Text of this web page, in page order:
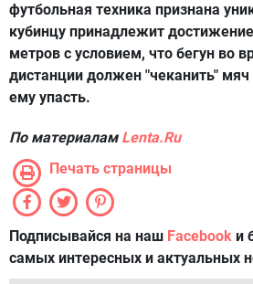
футбольная техника признана
кубинцу принадлежит
метров с условием, что бегун во
дистанции должен "чеканить"
ему упасть.
По материалам Lenta.Ru
Печать страницы
Подписывайся на наш Facebook и
самых интересных и актуальных